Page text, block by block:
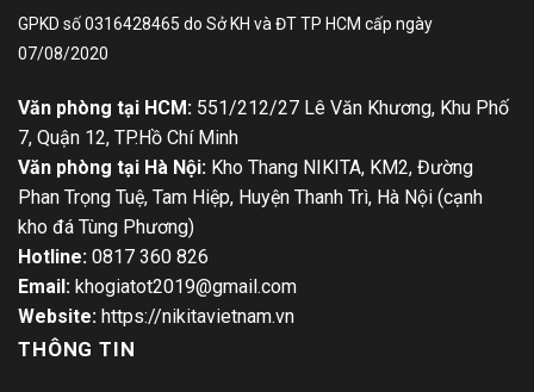
GPKD số 0316428465 do Sở KH và ĐT TP HCM cấp ngày
07/08/2020
Văn phòng tại HCM: 551/212/27 Lê Văn Khương, Khu Phố
7, Quận 12, TP.Hồ Chí Minh
Văn phòng tại Hà Nội: Kho Thang NIKITA, KM2, Đường
Phan Trọng Tuệ, Tam Hiệp, Huyện Thanh Trì, Hà Nội (cạnh
kho đá Tùng Phương)
Hotline: 0817 360 826
Email: khogiatot2019@gmail.com
Website: https://nikitavietnam.vn
THÔNG TIN